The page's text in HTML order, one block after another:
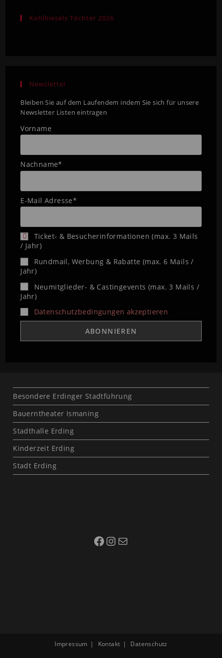
Kohlhiesels Töchter 2026
Newsletter
Bleiben Sie auf dem Laufendem indem Sie sich für unsere
Newsletter Listen eintragen
Vorname
Nachname*
E-Mail Adresse*
Ticket- & Besucherinformationen (max. 3 Mails
/ Jahr)
Rundmail, Werbung & Rabatte (max. 6 Mails /
Jahr)
Neumitglieder- & Castingevents (max. 3 Mails /
Jahr)
Datenschutzbedingungen akzeptieren
Besondere Erdinger Stadtführung
Bauerntheater Ismaning
Stadthalle Erding
Kinderzeit Erding
Stadt Erding
Impressum Kontakt Datenschutz